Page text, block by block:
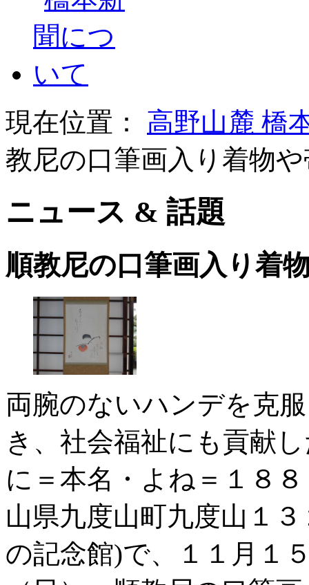
現在位置： 高野山麓 橋
教尼の口筆画入り着物
ニュース & 話題
順教尼の口筆画入り着
両腕のないハンデを克
き、社会福祉にも貢献
に＝本名・よね＝１８
山県九度山町九度山１
の記念館)で、１１月１